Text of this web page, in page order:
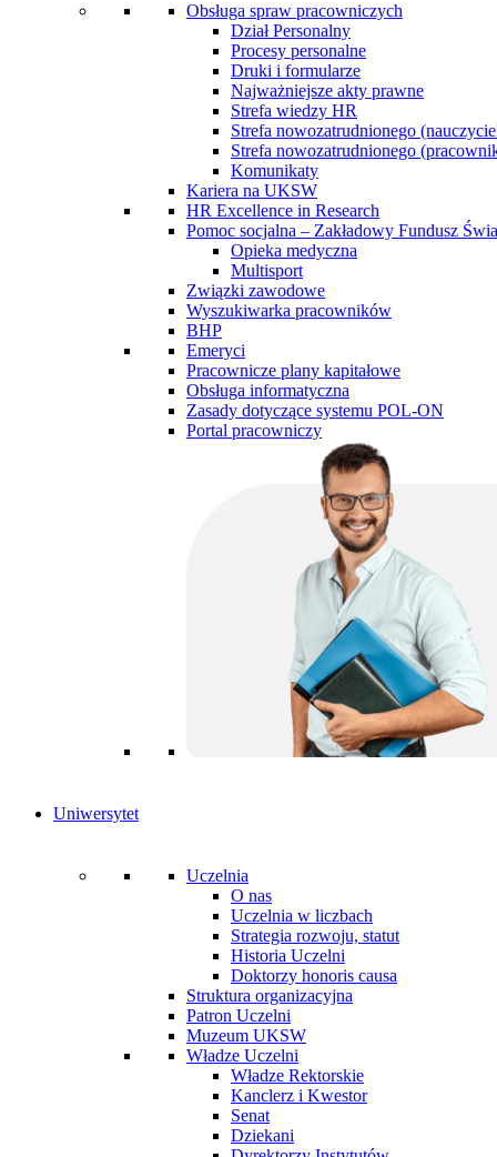
Obsługa spraw pracowniczych
Dział Personalny
Procesy personalne
Druki i formularze
Najważniejsze akty prawne
Strefa wiedzy HR
Strefa nowozatrudnionego
Strefa nowozatrudnionego
Komunikaty
Kariera na UKSW
HR Excellence in Research
Pomoc socjalna – Zakładowy Fundusz
Opieka medyczna
Multisport
Związki zawodowe
Wyszukiwarka pracowników
BHP
Emeryci
Pracownicze plany kapitałowe
Obsługa informatyczna
Zasady dotyczące systemu POL-ON
Portal pracowniczy
Uniwersytet
Uczelnia
O nas
Uczelnia w liczbach
Strategia rozwoju, statut
Historia Uczelni
Doktorzy honoris causa
Struktura organizacyjna
Patron Uczelni
Muzeum UKSW
Władze Uczelni
Władze Rektorskie
Kanclerz i Kwestor
Senat
Dziekani